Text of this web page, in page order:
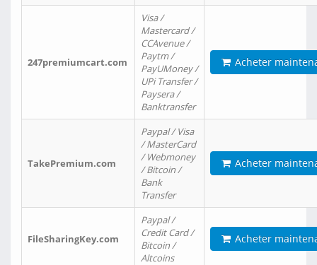
247premiumcart.com
Visa /
Mastercard /
CCAvenue /
Paytm /
PayUMoney /
UPi Transfer /
Paysera /
Banktransfer
Acheter
TakePremium.com
Paypal / Visa
/ MasterCard
/ Webmoney
/ Bitcoin /
Bank
Transfer
Acheter
FileSharingKey.com
Paypal /
Credit Card /
Bitcoin /
Altcoins
Acheter